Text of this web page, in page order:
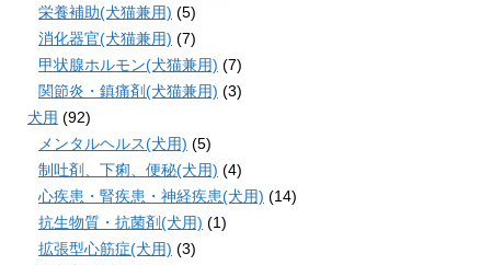
栄養補助(犬猫兼用) (5)
消化器官(犬猫兼用) (7)
甲状腺ホルモン(犬猫兼用) (7)
関節炎・鎮痛剤(犬猫兼用) (3)
犬用 (92)
メンタルヘルス(犬用) (5)
制吐剤、下痢、便秘(犬用) (4)
心疾患・腎疾患・神経疾患(犬用) (14)
抗生物質・抗菌剤(犬用) (1)
拡張型心筋症(犬用) (3)